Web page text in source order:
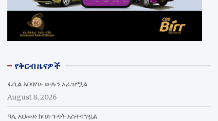
የቅርብ ዜናዎች
ፋሲል አበባየሁ ውሉን አራዝሟል
August 8, 2026
ዓሊ አህመድ ከባድ ጉዳት አስተናግዷል